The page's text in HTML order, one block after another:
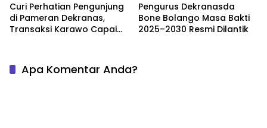
Curi Perhatian Pengunjung
di Pameran Dekranas,
Transaksi Karawo Capai
Pengurus Dekranasda
Bone Bolango Masa Bakti
2025–2030 Resmi Dilantik
Apa Komentar Anda?